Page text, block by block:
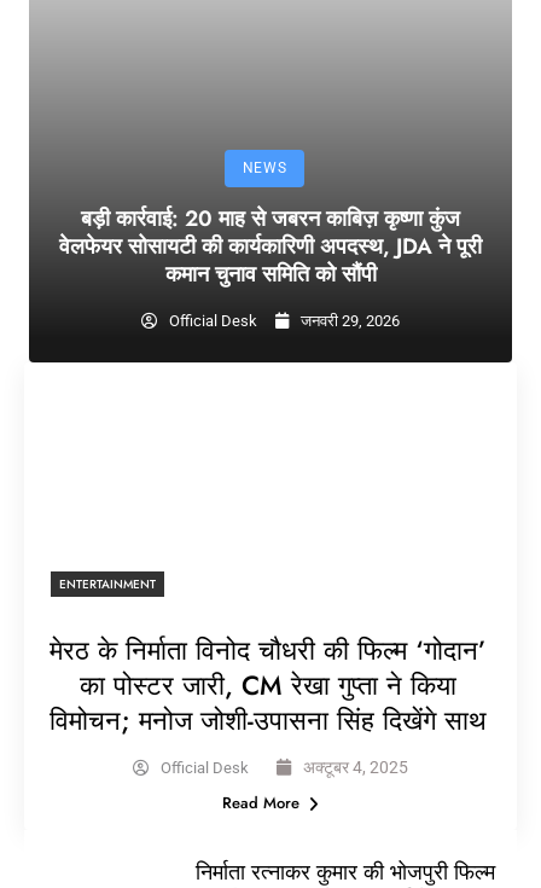
NEWS
बड़ी कार्रवाई: 20 माह से जबरन काबिज़ कृष्णा कुंज
वेलफेयर सोसायटी की कार्यकारिणी अपदस्थ, JDA ने पूरी
कमान चुनाव समिति को सौंपी
Official Desk जनवरी 29, 2026
ENTERTAINMENT
मेरठ के निर्माता विनोद चौधरी की फिल्म ‘गोदान’
का पोस्टर जारी, CM रेखा गुप्ता ने किया
विमोचन; मनोज जोशी-उपासना सिंह दिखेंगे साथ
Official Desk अक्टूबर 4, 2025
Read More
निर्माता रत्नाकर कुमार की भोजपुरी फिल्म